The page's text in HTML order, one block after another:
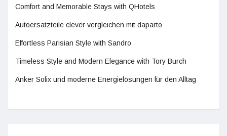
Comfort and Memorable Stays with QHotels
Autoersatzteile clever vergleichen mit daparto
Effortless Parisian Style with Sandro
Timeless Style and Modern Elegance with Tory Burch
Anker Solix und moderne Energielösungen für den Alltag